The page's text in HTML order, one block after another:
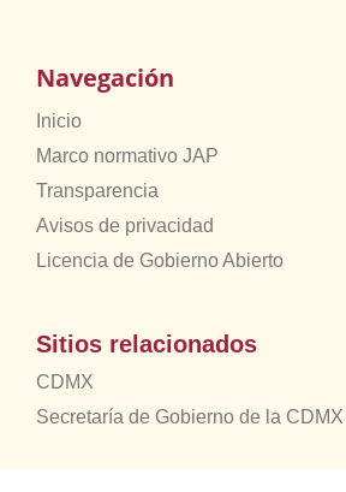
Navegación
Inicio
Marco normativo JAP
Transparencia
Avisos de privacidad
Licencia de Gobierno Abierto
Sitios relacionados
CDMX
Secretaría de Gobierno de la CDMX